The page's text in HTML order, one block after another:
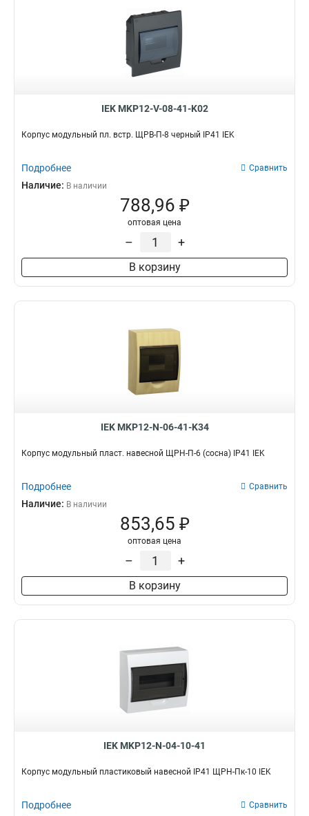
IEK MKP12-V-08-41-K02
Корпус модульный пл. встр. ЩРВ-П-8 черный IP41 IEK
Подробнее Сравнить
Наличие: В наличии
788,96 ₽
оптовая цена
– +
В корзину
IEK MKP12-N-06-41-K34
Корпус модульный пласт. навесной ЩРН-П-6 (сосна) IP41 IEK
Подробнее Сравнить
Наличие: В наличии
853,65 ₽
оптовая цена
– +
В корзину
IEK MKP12-N-04-10-41
Корпус модульный пластиковый навесной IP41 ЩРН-Пк-10 IEK
Подробнее Сравнить